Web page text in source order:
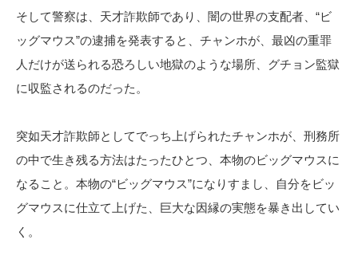
そして警察は、天才詐欺師であり、闇の世界の支配者、“ビ
ッグマウス”の逮捕を発表すると、チャンホが、最凶の重罪
人だけが送られる恐ろしい地獄のような場所、グチョン監獄
に収監されるのだった。
突如天才詐欺師としてでっち上げられたチャンホが、刑務所
の中で生き残る方法はたったひとつ、本物のビッグマウスに
なること。本物の“ビッグマウス”になりすまし、自分をビッ
グマウスに仕立て上げた、巨大な因縁の実態を暴き出してい
く。